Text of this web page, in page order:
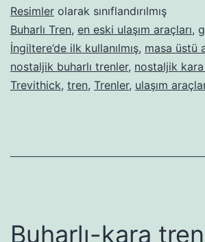
Resimler olarak sınıflandırılmış
Buharlı Tren, en eski ulaşım araçları,
İngiltere’de ilk kullanılmış, masa üstü
nostaljik buharlı trenler, nostaljik
Trevithick, tren, Trenler, ulaşım
Buharlı-kara